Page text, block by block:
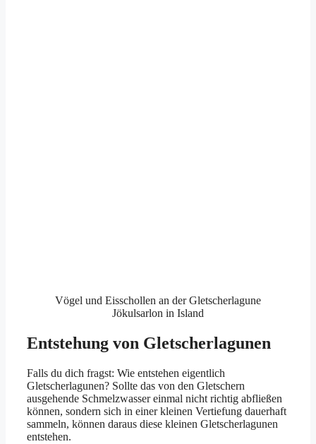
Vögel und Eisschollen an der Gletscherlagune
Jökulsarlon in Island
Entstehung von Gletscherlagunen
Falls du dich fragst: Wie entstehen eigentlich
Gletscherlagunen? Sollte das von den Gletschern
ausgehende Schmelzwasser einmal nicht richtig abfließen
können, sondern sich in einer kleinen Vertiefung dauerhaft
sammeln, können daraus diese kleinen Gletscherlagunen
entstehen.